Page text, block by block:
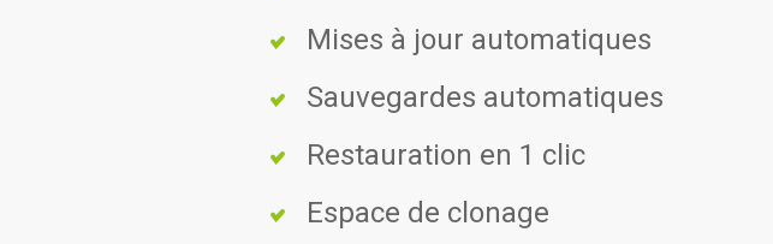
Mises à jour automatiques
Sauvegardes automatiques
Restauration en 1 clic
Espace de clonage